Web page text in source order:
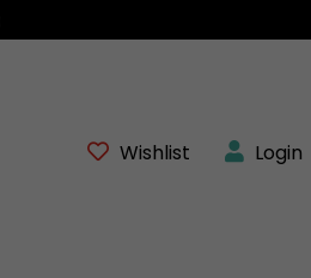
ALLE 19:00 ⚠️
Wishlist Login